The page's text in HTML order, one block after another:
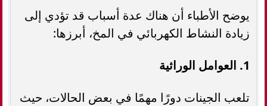
يوضح الأطباء أن هناك عدة أسباب قد تؤدي إلى
زيادة النشاط الكهربائي في المخ، أبرزها:
1. العوامل الوراثية
تلعب الجينات دورًا مهمًا في بعض الحالات، حيث